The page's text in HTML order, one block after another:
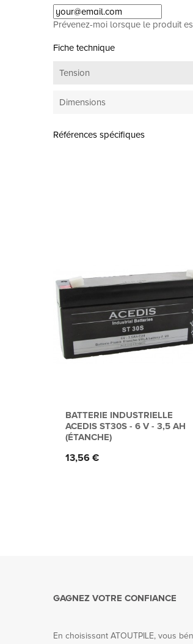
Prévenez-moi lorsque le produit
Fiche technique
Tension
Dimensions
Références spécifiques
BATTERIE INDUSTRIELLE
ACEDIS ST30S - 6 V - 3,5 AH
(ÉTANCHE)
Prix
13,56 €
GAGNEZ VOTRE CONFIANCE
En choisissant ATOUTPILE, vous